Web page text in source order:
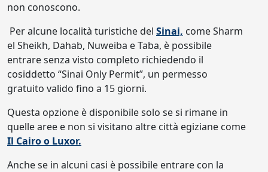
non conoscono.
Per alcune località turistiche del Sinai, come Sharm
el Sheikh, Dahab, Nuweiba e Taba, è possibile
entrare senza visto completo richiedendo il
cosiddetto “Sinai Only Permit”, un permesso
gratuito valido fino a 15 giorni.
Questa opzione è disponibile solo se si rimane in
quelle aree e non si visitano altre città egiziane come
Il Cairo o Luxor.
Anche se in alcuni casi è possibile entrare con la